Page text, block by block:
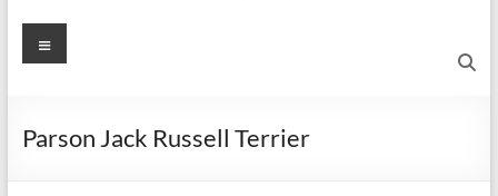
Menü
Parson Jack Russell Terrier